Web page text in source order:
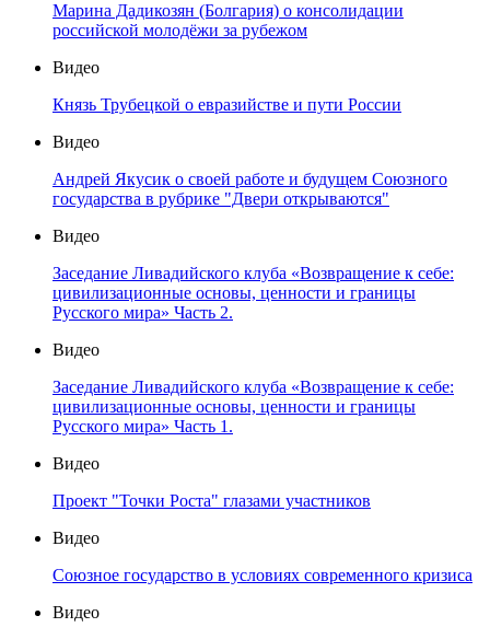
Марина Дадикозян (Болгария) о консолидации
российской молодёжи за рубежом
Видео
Князь Трубецкой о евразийстве и пути России
Видео
Андрей Якусик о своей работе и будущем Союзного
государства в рубрике "Двери открываются"
Видео
Заседание Ливадийского клуба «Возвращение к себе:
цивилизационные основы, ценности и границы
Русского мира» Часть 2.
Видео
Заседание Ливадийского клуба «Возвращение к себе:
цивилизационные основы, ценности и границы
Русского мира» Часть 1.
Видео
Проект "Точки Роста" глазами участников
Видео
Союзное государство в условиях современного кризиса
Видео